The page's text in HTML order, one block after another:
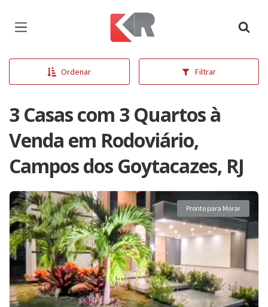
Página inicial
Ordenar Filtrar
3 Casas com 3 Quartos à
Venda em Rodoviário,
Campos dos Goytacazes, RJ
Pronto para Morar